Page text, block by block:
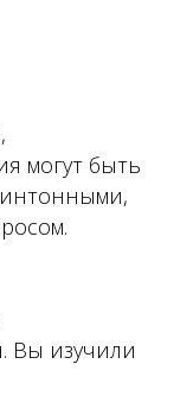
могут быть
Вы изучили